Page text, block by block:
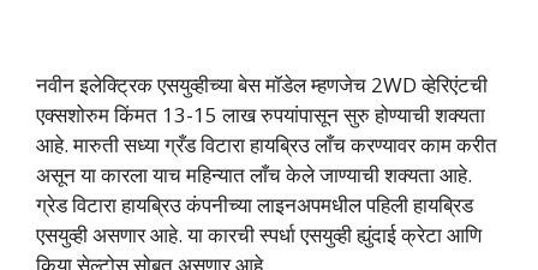
नवीन इलेक्ट्रिक एसयुव्हीच्या बेस मॉडेल म्हणजेच 2WD व्हेरिएंटची
एक्सशोरुम किंमत 13-15 लाख रुपयांपासून सुरु होण्याची शक्यता
आहे. मारुती सध्या ग्रँड विटारा हायब्रिउ लाँच करण्यावर काम करीत
असून या कारला याच महिन्यात लाँच केले जाण्याची शक्यता आहे.
ग्रेड विटारा हायब्रिउ कंपनीच्या लाइनअपमधील पहिली हायब्रिड
एसयुव्ही असणार आहे. या कारची स्पर्धा एसयुव्ही ह्युंदाई क्रेटा आणि